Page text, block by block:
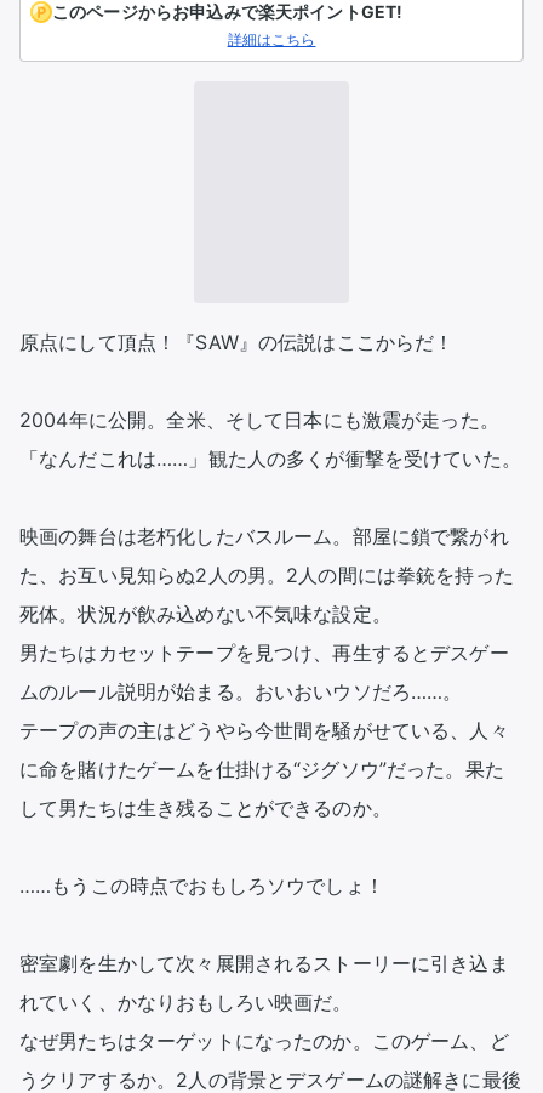
このページからお申込みで楽天ポイントGET!
詳細はこちら
原点にして頂点！『SAW』の伝説はここからだ！
2004年に公開。全米、そして日本にも激震が走った。
「なんだこれは……」観た人の多くが衝撃を受けていた。
映画の舞台は老朽化したバスルーム。部屋に鎖で繋がれ
た、お互い見知らぬ2人の男。2人の間には拳銃を持った
死体。状況が飲み込めない不気味な設定。
男たちはカセットテープを見つけ、再生するとデスゲー
ムのルール説明が始まる。おいおいウソだろ……。
テープの声の主はどうやら今世間を騒がせている、人々
に命を賭けたゲームを仕掛ける“ジグソウ”だった。果た
して男たちは生き残ることができるのか。
……もうこの時点でおもしろソウでしょ！
密室劇を生かして次々展開されるストーリーに引き込ま
れていく、かなりおもしろい映画だ。
なぜ男たちはターゲットになったのか。このゲーム、ど
うクリアするか。2人の背景とデスゲームの謎解きに最後